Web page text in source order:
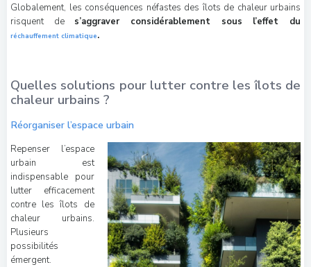
Globalement, les conséquences néfastes des îlots de chaleur urbains
risquent de s’aggraver considérablement sous l’effet du
réchauffement climatique.
Quelles solutions pour lutter contre les îlots de
chaleur urbains ?
Réorganiser l’espace urbain
Repenser l’espace
urbain est
indispensable pour
lutter efficacement
contre les îlots de
chaleur urbains.
Plusieurs
possibilités
émergent.